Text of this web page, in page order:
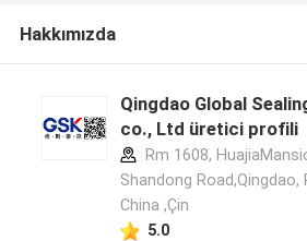
Hakkımızda
Qingdao Global
co., Ltd üretici profili
Rm 1608,
Shandong Road,Qingdao,
China ,Çin
5.0